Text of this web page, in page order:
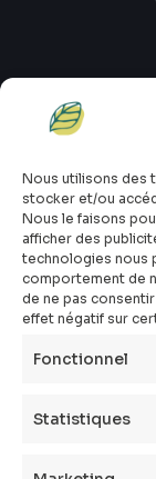
Nous utilisons des
stocker et/ou
Nous le faisons
afficher des
technologies nous
comportement de
de ne pas
effet négatif sur
Fonctionnel
Statistiques
#atopik_fr
#atopik_tests
Qui sommes-nous
Mon compte
Contact
E-shop
Toutes les box